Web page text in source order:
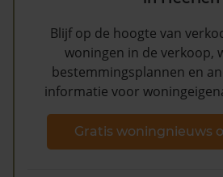
Blijf op de hoogte van
woningen in de verkoop,
bestemmingsplannen en
informatie voor
Gratis woningnieuws